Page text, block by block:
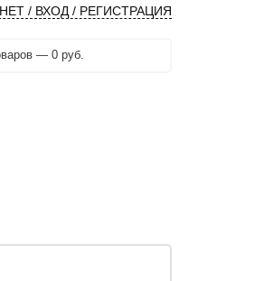
/ ВХОД / РЕГИСТРАЦИЯ
— 0 руб.